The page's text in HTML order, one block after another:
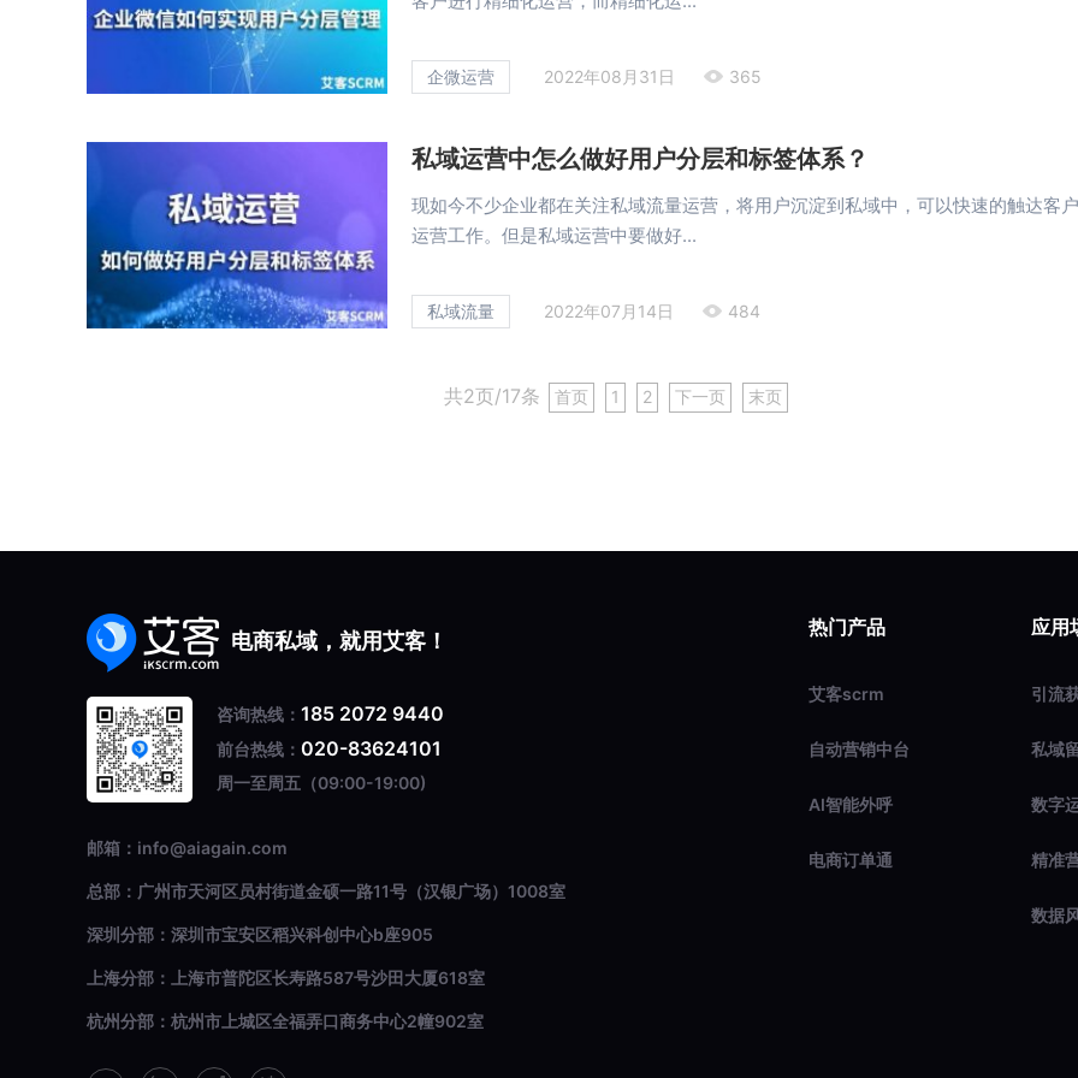
企微运营 2022年08月31日 365
私域运营中怎么做好用户分层和标签体系？
现如今不少企业都在关注私域流量运营，将用户沉淀到私域中，可以快速的触达客
运营工作。但是私域运营中要做好...
私域流量 2022年07月14日 484
共2页/17条 首页 1 2 下一页 末页
电商私域，就用艾客！
咨询热线： 185 2072 9440
前台热线： 020-83624101
周一至周五（09:00-19:00)
邮箱：info@aiagain.com
总部：广州市天河区员村街道金硕一路11号（汉银广场）1008室
深圳分部：深圳市宝安区稻兴科创中心b座905
上海分部：上海市普陀区长寿路587号沙田大厦618室
杭州分部：杭州市上城区全福弄口商务中心2幢902室
热门产品
艾客scrm
自动营销中台
AI智能外呼
电商订单通
应用
引流
私域
数字
精准
数据